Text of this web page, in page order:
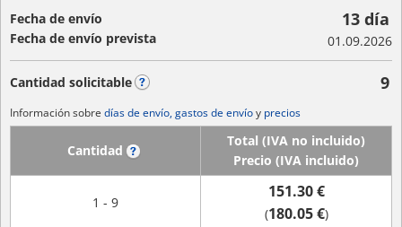
Fecha de envío
Fecha de envío prevista
13 día
01.09.2026
Cantidad solicitable 9
Información sobre días de envío, gastos de envíoy precios
Cantidad
Total (IVA no incluido)
Precio (IVA incluido)
1 - 9
151.30 €
(180.05 €)